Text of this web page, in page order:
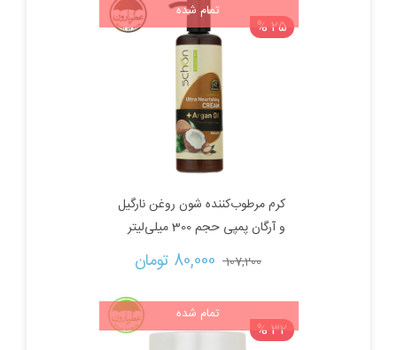
25 %
تمام شده
کرم مرطوب‌کننده شون روغن نارگیل
و آرگان پمپی حجم 300 میلی‌لیتر
107,200 قیمت
اصلی:
107,200 تومان
80,000 تومان
فعلی:
80,000 تومان.
32 %
تمام شده